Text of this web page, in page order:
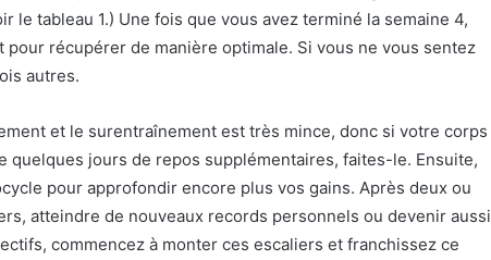
le tableau 1.) Une fois que vous avez terminé la semaine 4,
récupérer de manière optimale. Si vous ne vous sentez
autres.
et le surentraînement est très mince, donc si votre corps
jours de repos supplémentaires, faites-le. Ensuite,
pour approfondir encore plus vos gains. Après deux ou
atteindre de nouveaux records personnels ou devenir aussi
commencez à monter ces escaliers et franchissez ce